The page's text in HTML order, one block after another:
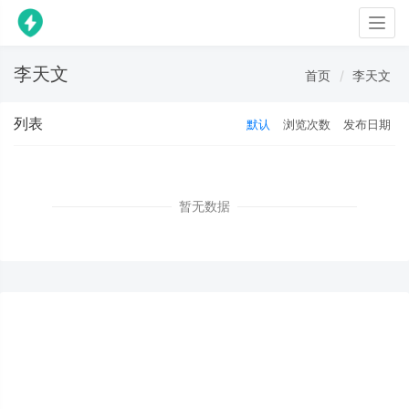
李天文 首页 李天文
列表 默认 浏览次数 发布日期
暂无数据